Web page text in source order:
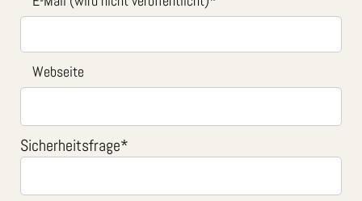
Webseite
Sicherheitsfrage*